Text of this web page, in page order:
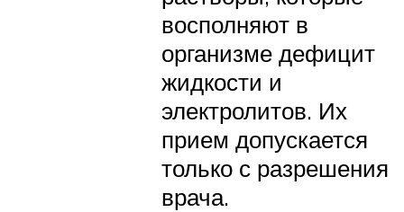
восполняют в
организме дефицит
жидкости и
электролитов. Их
прием допускается
только с разрешения
врача.